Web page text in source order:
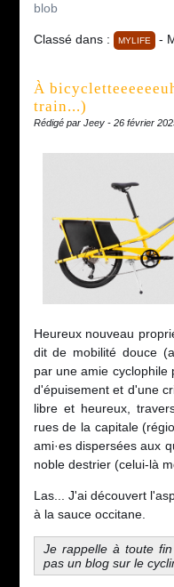
blob
Classé dans : MYLIFE -
À
train...)
Rédigé par Jeey - 26 février
Heureux nouveau
dit de mobilité douce
par une amie
d'épuisement et d'une
libre et heureux,
rues de la capitale
ami·es dispersées aux
noble destrier (celui-là
Las... J'ai découvert
à la sauce occitane.
Je rappelle à toute
pas un blog sur le